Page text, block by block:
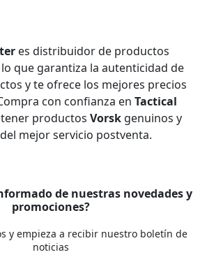
es distribuidor de productos
que garantiza la autenticidad de
y te ofrece los mejores precios
con confianza en Tactical
productos Vorsk genuinos y
mejor servicio postventa.
de nuestras novedades y
promociones?
y empieza a recibir nuestro boletín de
noticias